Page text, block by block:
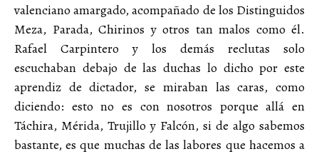
valenciano amargado, acompañado de los Distinguidos
Meza, Parada, Chirinos y otros tan malos como él.
Rafael Carpintero y los demás reclutas solo
escuchaban debajo de las duchas lo dicho por este
aprendiz de dictador, se miraban las caras, como
diciendo: esto no es con nosotros porque allá en
Táchira, Mérida, Trujillo y Falcón, si de algo sabemos
bastante, es que muchas de las labores que hacemos a